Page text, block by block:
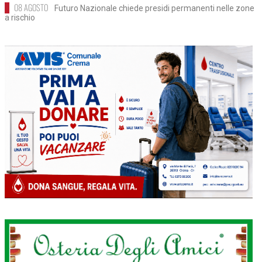
08 AGOSTO
Futuro Nazionale chiede presidi permanenti nelle zone
a rischio